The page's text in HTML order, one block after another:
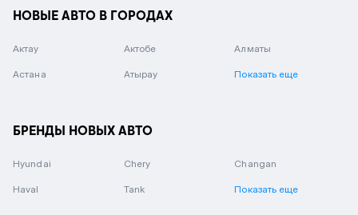
НОВЫЕ АВТО В ГОРОДАХ
Актау Актобе Алматы
Астана Атырау Показать еще
БРЕНДЫ НОВЫХ АВТО
Hyundai Chery Changan
Haval Tank Показать еще